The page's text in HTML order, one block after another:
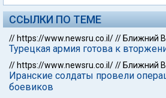
ССЫЛКИ ПО ТЕМЕ
// https://www.newsru.co.il/// Ближний
Турецкая армия готова к
// https://www.newsru.co.il/// Ближний
Иранские солдаты провели
боевиков